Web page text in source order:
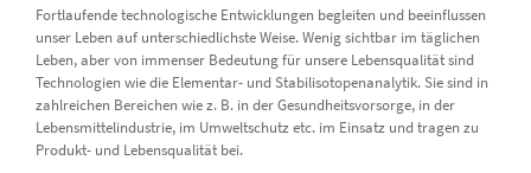
Fortlaufende technologische Entwicklungen begleiten und beeinflussen
unser Leben auf unterschiedlichste Weise. Wenig sichtbar im täglichen
Leben, aber von immenser Bedeutung für unsere Lebensqualität sind
Technologien wie die Elementar- und Stabilisotopenanalytik. Sie sind in
zahlreichen Bereichen wie z. B. in der Gesundheitsvorsorge, in der
Lebensmittelindustrie, im Umweltschutz etc. im Einsatz und tragen zu
Produkt- und Lebensqualität bei.